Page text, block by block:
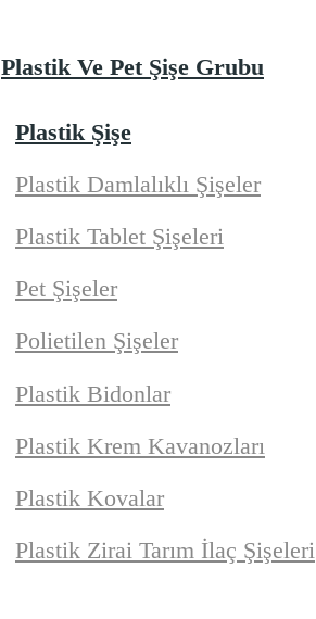
Plastik Ve Pet Şişe Grubu
Plastik Şişe
Plastik Damlalıklı Şişeler
Plastik Tablet Şişeleri
Pet Şişeler
Polietilen Şişeler
Plastik Bidonlar
Plastik Krem Kavanozları
Plastik Kovalar
Plastik Zirai Tarım İlaç Şişeleri